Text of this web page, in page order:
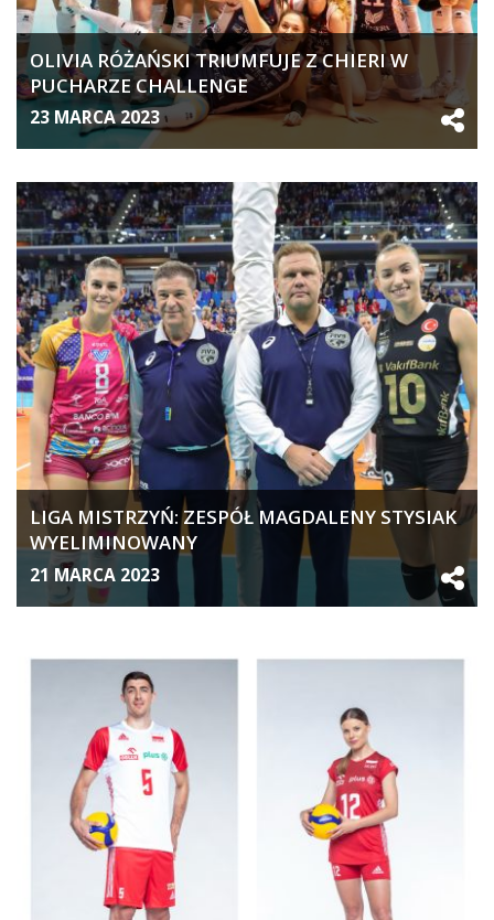
OLIVIA RÓŻAŃSKI TRIUMFUJE Z CHIERI W
PUCHARZE CHALLENGE
23 MARCA 2023
LIGA MISTRZYŃ: ZESPÓŁ MAGDALENY STYSIAK
WYELIMINOWANY
21 MARCA 2023